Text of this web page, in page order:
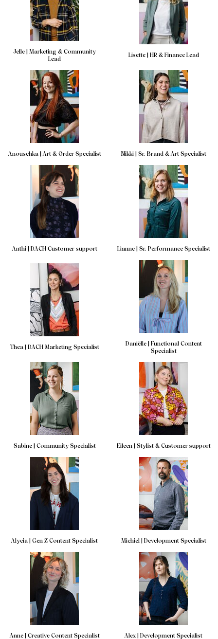
Jelle | Marketing & Community
Lead
Lisette | HR & Finance Lead
Anouschka | Art & Order Specialist Nikki | Sr. Brand & Art Specialist
Anthi | DACH Customer support Lianne | Sr. Performance Specialist
Thea | DACH Marketing Specialist
Daniëlle | Functional Content
Specialist
Sabine | Community Specialist Eileen | Stylist & Customer support
Alycia | Gen Z Content Specialist Michiel | Development Specialist
Anne | Creative Content Specialist Alex | Development Specialist